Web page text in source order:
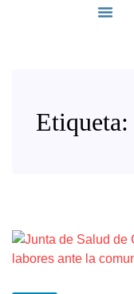
Etiqueta: